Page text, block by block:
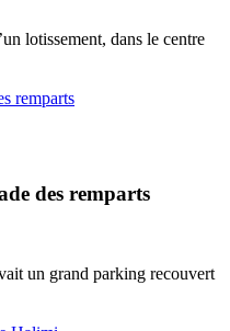
lotissement, dans le centre
des remparts
un grand parking recouvert